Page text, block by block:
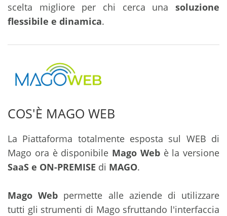
scelta migliore per chi cerca una soluzione
flessibile e dinamica.
COS'È MAGO WEB
La Piattaforma totalmente esposta sul WEB di
Mago ora è disponibile Mago Webè la versione
SaaS e ON-PREMISE di MAGO.
Mago Web permette alle aziende di utilizzare
tutti gli strumenti di Mago sfruttando l'interfaccia